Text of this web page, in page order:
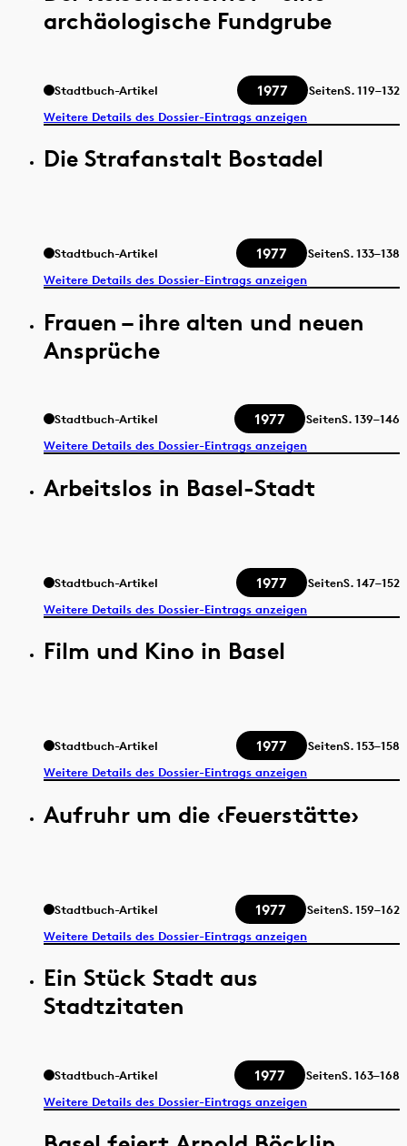
archäologische Fundgrube
Stadtbuch-Artikel 1977 SeitenS.119–132
Weitere Details des Dossier-Eintrags anzeigen
Die Strafanstalt Bostadel
Stadtbuch-Artikel 1977 SeitenS.133–138
Weitere Details des Dossier-Eintrags anzeigen
Frauen – ihre alten und neuen
Ansprüche
Stadtbuch-Artikel 1977 SeitenS.139–146
Weitere Details des Dossier-Eintrags anzeigen
Arbeitslos in Basel-Stadt
Stadtbuch-Artikel 1977 SeitenS.147–152
Weitere Details des Dossier-Eintrags anzeigen
Film und Kino in Basel
Stadtbuch-Artikel 1977 SeitenS.153–158
Weitere Details des Dossier-Eintrags anzeigen
Aufruhr um die ‹Feuerstätte›
Stadtbuch-Artikel 1977 SeitenS.159–162
Weitere Details des Dossier-Eintrags anzeigen
Ein Stück Stadt aus
Stadtzitaten
Stadtbuch-Artikel 1977 SeitenS.163–168
Weitere Details des Dossier-Eintrags anzeigen